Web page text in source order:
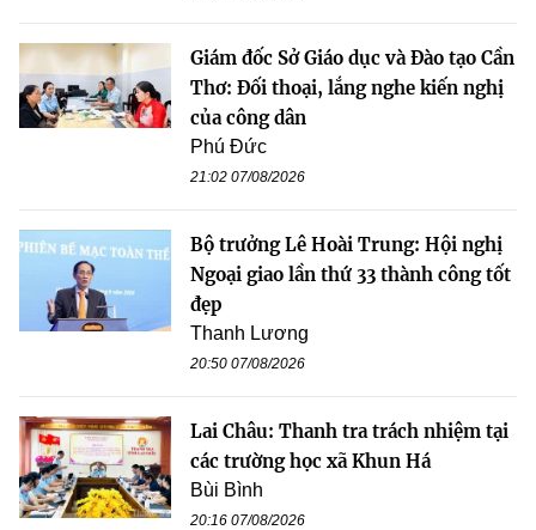
Giám đốc Sở Giáo dục và Đào tạo Cần
Thơ: Đối thoại, lắng nghe kiến nghị
của công dân
Phú Đức
21:02 07/08/2026
Bộ trưởng Lê Hoài Trung: Hội nghị
Ngoại giao lần thứ 33 thành công tốt
đẹp
Thanh Lương
20:50 07/08/2026
Lai Châu: Thanh tra trách nhiệm tại
các trường học xã Khun Há
Bùi Bình
20:16 07/08/2026